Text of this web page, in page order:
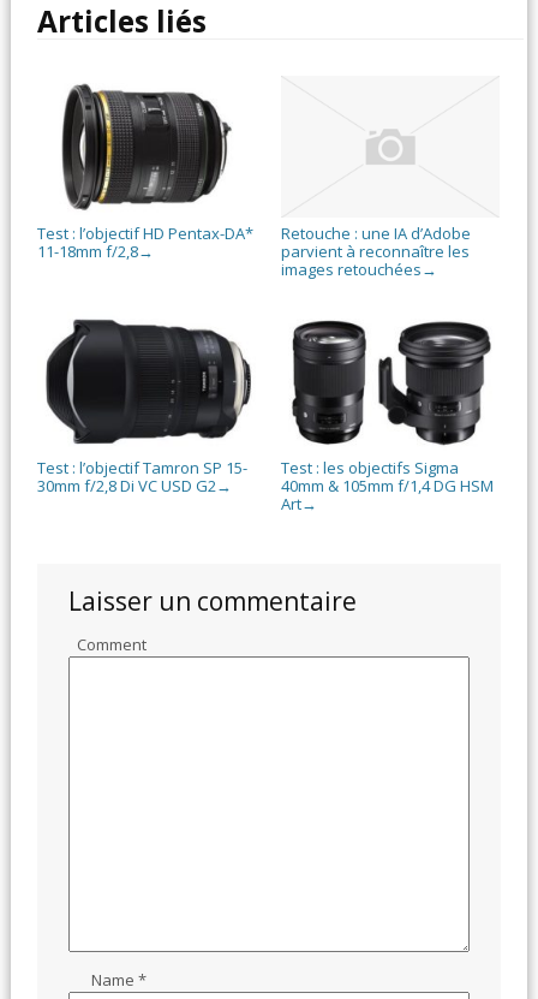
Articles liés
Test : l’objectif HD Pentax-DA*
11-18mm f/2,8→
Retouche : une IA d’Adobe
parvient à reconnaître les
images retouchées →
Test : l’objectif Tamron SP 15-
30mm f/2,8 Di VC USD G2→
Test : les objectifs Sigma
40mm & 105mm f/1,4 DG HSM
Art→
Laisser un commentaire
Comment
Name*